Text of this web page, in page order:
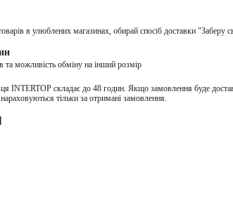
в улюблених магазинах, обирай спосіб доставки "Заберу
та можливість обміну на інший розмір
INTERTOP складає до 48 годин. Якщо замовлення буде
тільки за отримані замовлення.